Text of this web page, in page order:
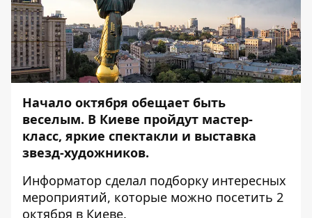
Начало октября обещает быть
веселым. В Киеве пройдут мастер-
класс, яркие спектакли и выставка
звезд-художников.
Информатор сделал подборку интересных
мероприятий, которые можно посетить 2
октября в Киеве.